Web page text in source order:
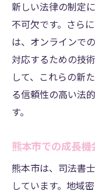
新しい法律の制定
不可欠です。さら
は、オンラインで
対応するための技
して、これらの新
る信頼性の高い法
す。
熊本市での成長機
熊本市は、司法書
しています。地域